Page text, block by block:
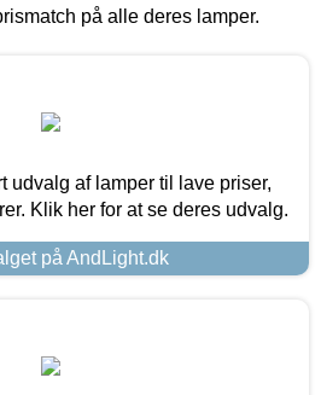
på alle deres lamper.
udvalg af lamper til lave priser,
Klik her for at se deres udvalg.
på AndLight.dk